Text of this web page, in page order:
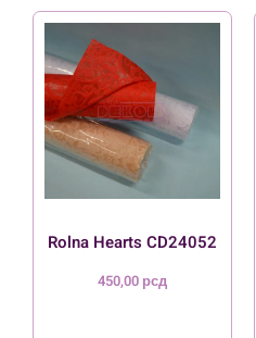
Rolna Hearts CD24052
450,00 рсд